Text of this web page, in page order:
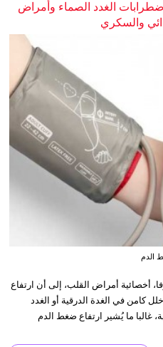
الغدد الصماء وأمراض
والسكري
الدم
أخصائية أمراض القلب، إلى أن ارتفاع
كامن في الغدة الدرقية أو الغدد
غالبا ما يُشير ارتفاع ضغط الدم